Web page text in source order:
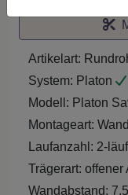
Artikelart:
System: Platon
Modell: Platon
Montageart:
Laufanzahl: 2-
Trägerart: offener
Wandabstand: